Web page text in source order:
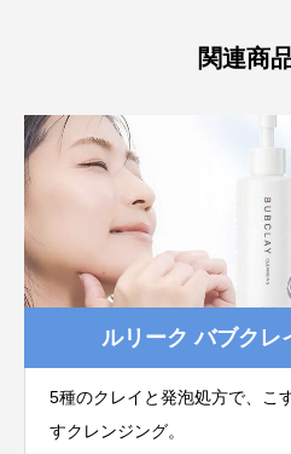
関連商
ルリーク バブクレ
5種のクレイと発泡処方で、こ
すクレンジング。